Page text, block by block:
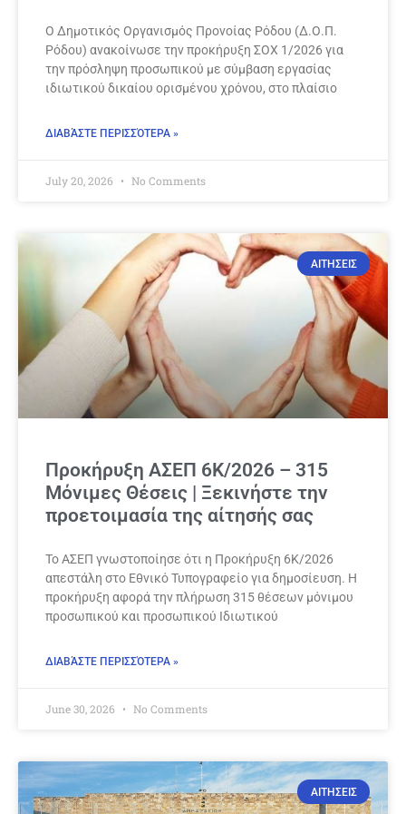
Ο Δημοτικός Οργανισμός Προνοίας Ρόδου (Δ.Ο.Π.
Ρόδου) ανακοίνωσε την προκήρυξη ΣΟΧ 1/2026 για
την πρόσληψη προσωπικού με σύμβαση εργασίας
ιδιωτικού δικαίου ορισμένου χρόνου, στο πλαίσιο
ΔΙΑΒΆΣΤΕ ΠΕΡΙΣΣΌΤΕΡΑ »
July 20, 2026 No Comments
ΑΙΤΗΣΕΙΣ
Προκήρυξη ΑΣΕΠ 6Κ/2026 – 315
Μόνιμες Θέσεις | Ξεκινήστε την
προετοιμασία της αίτησής σας
Το ΑΣΕΠ γνωστοποίησε ότι η Προκήρυξη 6Κ/2026
απεστάλη στο Εθνικό Τυπογραφείο για δημοσίευση. Η
προκήρυξη αφορά την πλήρωση 315 θέσεων μόνιμου
προσωπικού και προσωπικού Ιδιωτικού
ΔΙΑΒΆΣΤΕ ΠΕΡΙΣΣΌΤΕΡΑ »
June 30, 2026 No Comments
ΑΙΤΗΣΕΙΣ